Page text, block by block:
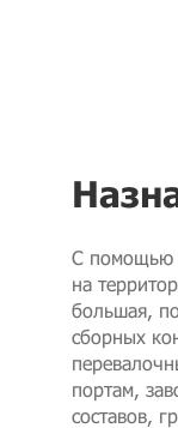
С помощью
на
большая,
сборных
портам,
составов,